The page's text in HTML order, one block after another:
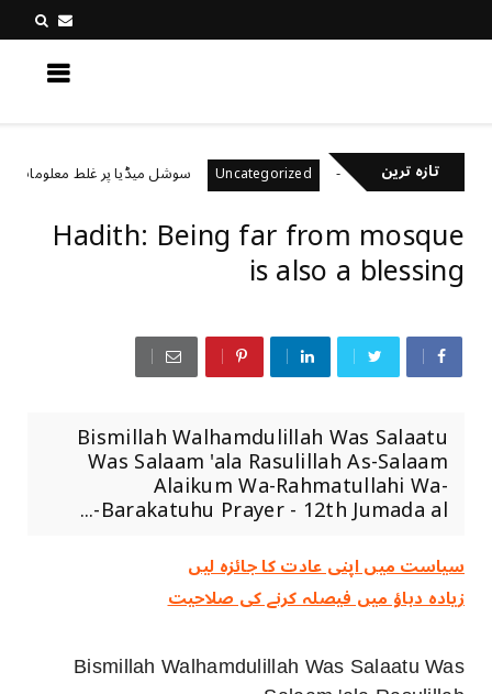
تازہ ترین
رکھتے ہیں؟ Uncategorized سوشل میڈیا پر غلط معلومات کیسے
Hadith: Being far from mosque
is also a blessing
Bismillah Walhamdulillah Was Salaatu
Was Salaam 'ala Rasulillah As-Salaam
Alaikum Wa-Rahmatullahi Wa-
Barakatuhu Prayer - 12th Jumada al-...
سیاست میں اپنی عادت کا جائزہ لیں
زیادہ دباؤ میں فیصلہ کرنے کی صلاحیت
Bismillah Walhamdulillah Was Salaatu Was